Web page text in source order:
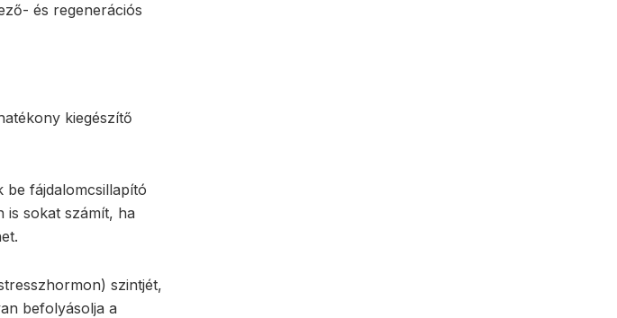
és regenerációs
kiegészítő
be fájdalomcsillapító
is sokat számít, ha
szintjét,
befolyásolja a